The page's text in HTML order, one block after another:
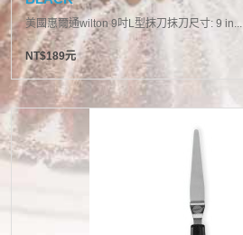
美國惠爾通wilton 9吋L型抹刀抹刀尺寸: 9 in...
NT$189元